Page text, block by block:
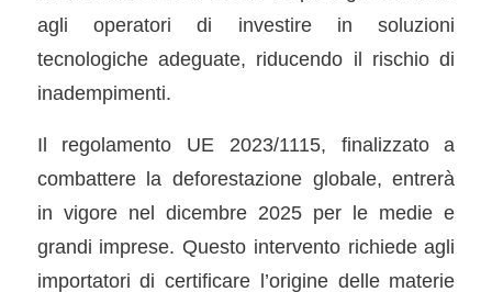
agli operatori di investire in soluzioni
tecnologiche adeguate, riducendo il rischio di
inadempimenti.
Il regolamento UE 2023/1115, finalizzato a
combattere la deforestazione globale, entrerà
in vigore nel dicembre 2025 per le medie e
grandi imprese. Questo intervento richiede agli
importatori di certificare l’origine delle materie